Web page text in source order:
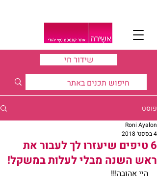
שידור חי
פוסט
6 טיפים שיעזרו לך לעבור את
ראש השנה מבלי לעלות במשקל!
Roni Ayalon
4 בספט׳ 2018
היי אהובה!!!